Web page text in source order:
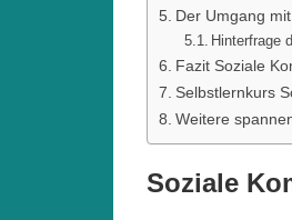
Der Umgang
Hinterfrage
Fazit Soziale
Selbstlernkurs
Weitere
Soziale